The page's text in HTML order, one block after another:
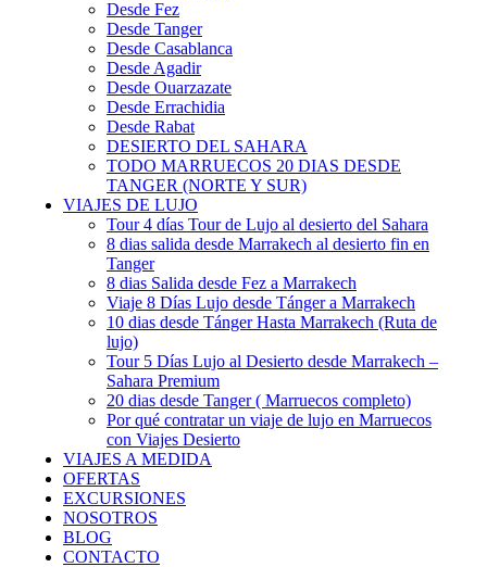
Desde Fez
Desde Tanger
Desde Casablanca
Desde Agadir
Desde Ouarzazate
Desde Errachidia
Desde Rabat
DESIERTO DEL SAHARA
TODO MARRUECOS 20 DIAS DESDE
TANGER (NORTE Y SUR)
VIAJES DE LUJO
Tour 4 días Tour de Lujo al desierto del Sahara
8 dias salida desde Marrakech al desierto fin en
Tanger
8 dias Salida desde Fez a Marrakech
Viaje 8 Días Lujo desde Tánger a Marrakech
10 dias desde Tánger Hasta Marrakech (Ruta de
lujo)
Tour 5 Días Lujo al Desierto desde Marrakech –
Sahara Premium
20 dias desde Tanger ( Marruecos completo)
Por qué contratar un viaje de lujo en Marruecos
con Viajes Desierto
VIAJES A MEDIDA
OFERTAS
EXCURSIONES
NOSOTROS
BLOG
CONTACTO